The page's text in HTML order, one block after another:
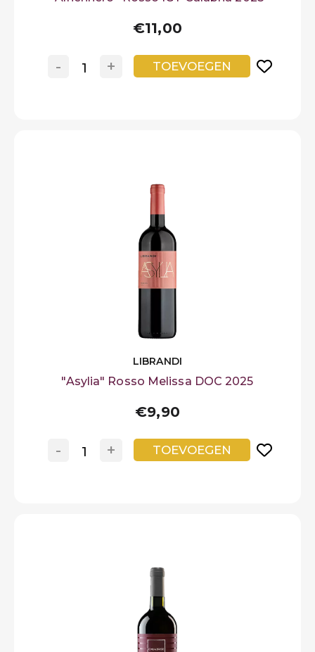
€11,00
+
- TOEVOEGEN
LIBRANDI
"Asylia" Rosso Melissa DOC 2025
€9,90
+
- TOEVOEGEN